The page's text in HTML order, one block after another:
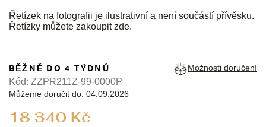
Řetízek na fotografii je ilustrativní a není součástí přívěsku.
Řetízky můžete zakoupitzde.
18 340 Kč
BĚŽNĚ DO 4 TÝDNŮ
Můžeme doručit do: 04.09.2026
Možnosti doručení
Kód: ZZPR211Z-99-0000P